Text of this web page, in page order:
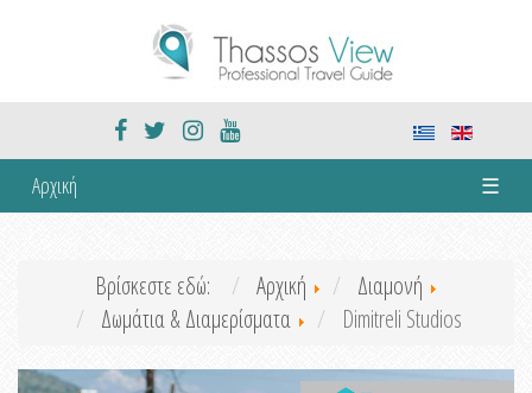
Αρχική ☰
Βρίσκεστε εδώ: Αρχική
Διαμονή
Δωμάτια & Διαμερίσματα
Dimitreli Studios